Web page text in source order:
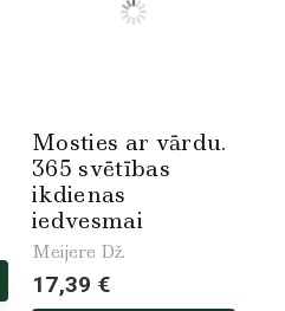
Mosties ar vārdu.
365 svētības
ikdienas
iedvesmai
Meijere Dž.
17,39 €